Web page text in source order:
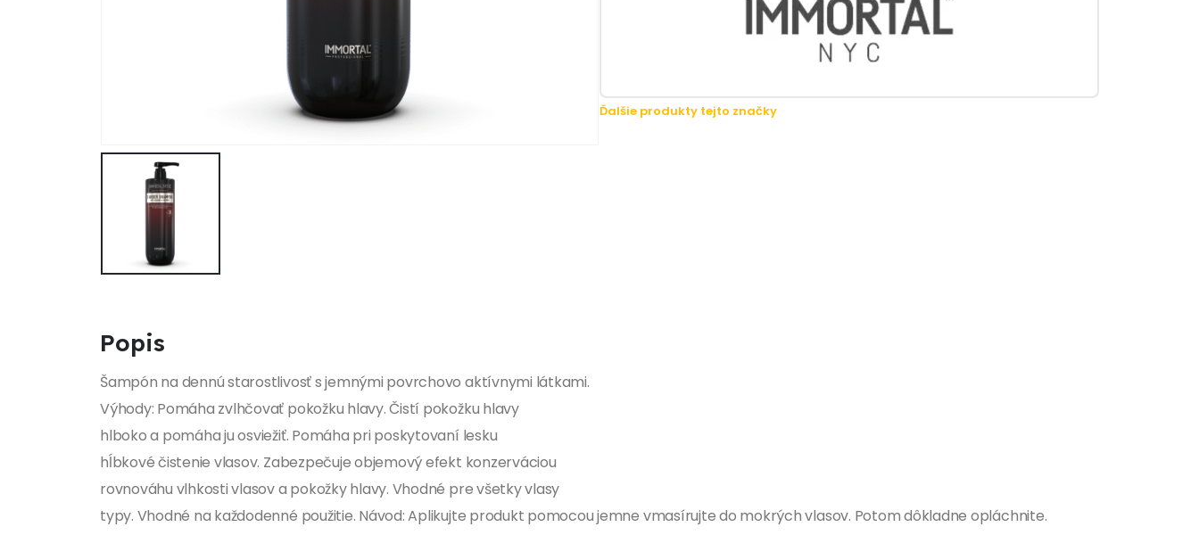
Ďalšie produkty tejto značky
Popis
Šampón na dennú starostlivosť s jemnými povrchovo aktívnymi látkami.
Výhody: Pomáha zvlhčovať pokožku hlavy. Čistí pokožku hlavy
hlboko a pomáha ju osviežiť. Pomáha pri poskytovaní lesku
hĺbkové čistenie vlasov. Zabezpečuje objemový efekt konzerváciou
rovnováhu vlhkosti vlasov a pokožky hlavy. Vhodné pre všetky vlasy
typy. Vhodné na každodenné použitie. Návod: Aplikujte produkt pomocou jemne vmasírujte do mokrých vlasov. Potom dôkladne opláchnite.